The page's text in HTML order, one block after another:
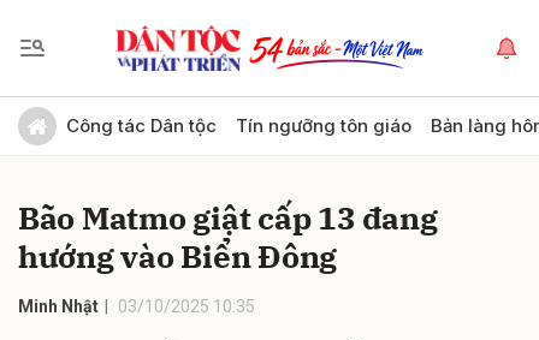
Công tác Dân tộc Tín ngưỡng tôn giáo Bản làng
Bão Matmo giật cấp 13 đang
hướng vào Biển Đông
Minh Nhật 03/10/2025 10:35
Gửi bình luận